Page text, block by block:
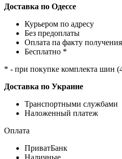
Доставка по Одессе
Курьером по адресу
Без предоплаты
Оплата па факту получения
Бесплатно *
* - при покупке комплекта шин
Доставка по Украине
Транспортными службами
Наложенный платеж
Оплата
ПриватБанк
Наличные